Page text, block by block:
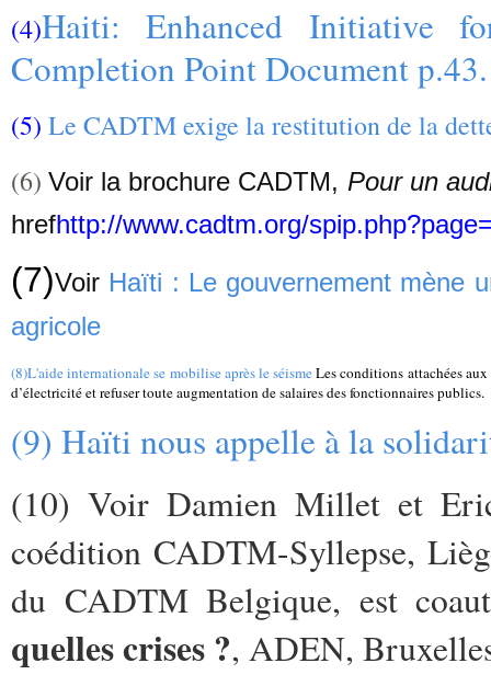
(4)Haiti: Enhanced Initiative
Completion Point Document p.43.
(5) Le CADTM exige la restitution de la
(6)Voir la brochure CADTM, Pour un
hrefhttp://www.cadtm.org/
(7)Voir Haïti : Le gouvernement mène
agricole
(8)L'aide internationale se mobilise après le séismeLes conditions attachées
d’électricité et refuser toute augmentation de salaires des fonctionnaires publics.
(9) Haïti nous appelle à la
(10) Voir Damien Millet et
coédition CADTM-Syllepse,
du CADTM Belgique, est
quelles crises ?, ADEN,